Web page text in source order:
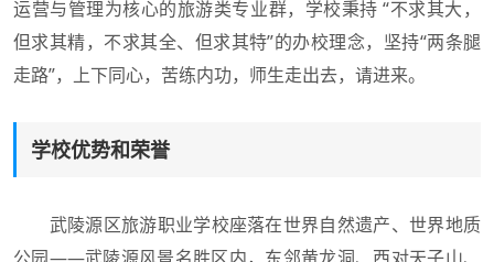
运营与管理为核心的旅游类专业群，学校秉持 “不求其大，
但求其精，不求其全、但求其特”的办校理念，坚持“两条腿
走路”，上下同心，苦练内功，师生走出去，请进来。
学校优势和荣誉
武陵源区旅游职业学校座落在世界自然遗产、世界地质